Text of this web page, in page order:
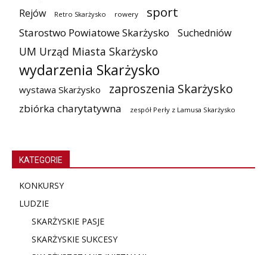
Rejów Retro Skarżysko rowery sport
Starostwo Powiatowe Skarżysko Suchedniów
UM Urząd Miasta Skarżysko
wydarzenia Skarżysko
wystawa Skarżysko zaproszenia Skarżysko
zbiórka charytatywna zespół Perły z Lamusa Skarżysko
KATEGORIE
KONKURSY
LUDZIE
SKARŻYSKIE PASJE
SKARŻYSKIE SUKCESY